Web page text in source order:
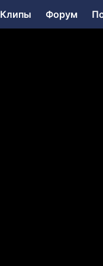
Клипы Форум